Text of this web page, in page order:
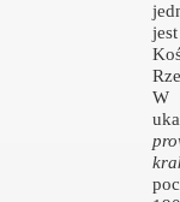
jest
W